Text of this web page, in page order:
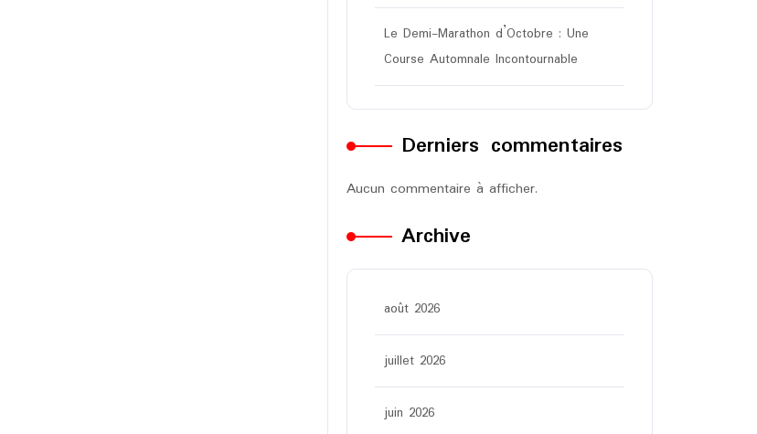
Le Demi-Marathon d’Octobre : Une
Course Automnale Incontournable
Derniers commentaires
Aucun commentaire à afficher.
Archive
août 2026
juillet 2026
juin 2026